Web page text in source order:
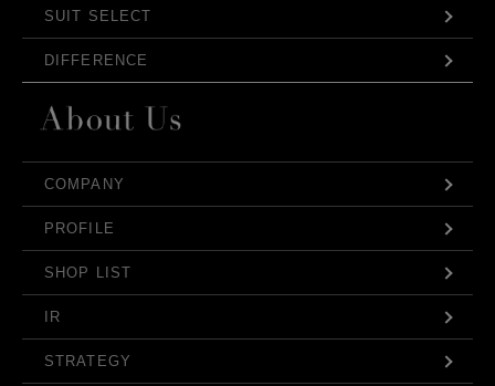
SUIT SELECT
DIFFERENCE
COMPANY
PROFILE
SHOP LIST
IR
STRATEGY